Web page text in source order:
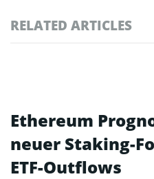
RELATED ARTICLES
Ethereum
neuer Staking-
ETF-Outflows